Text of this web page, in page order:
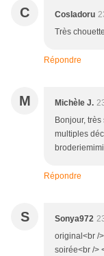
C CosIadoru
Très
Répondre
M Michèle J.
Bonjour,
multiples
Répondre
S Sonya972
original<br /
soirée<br />